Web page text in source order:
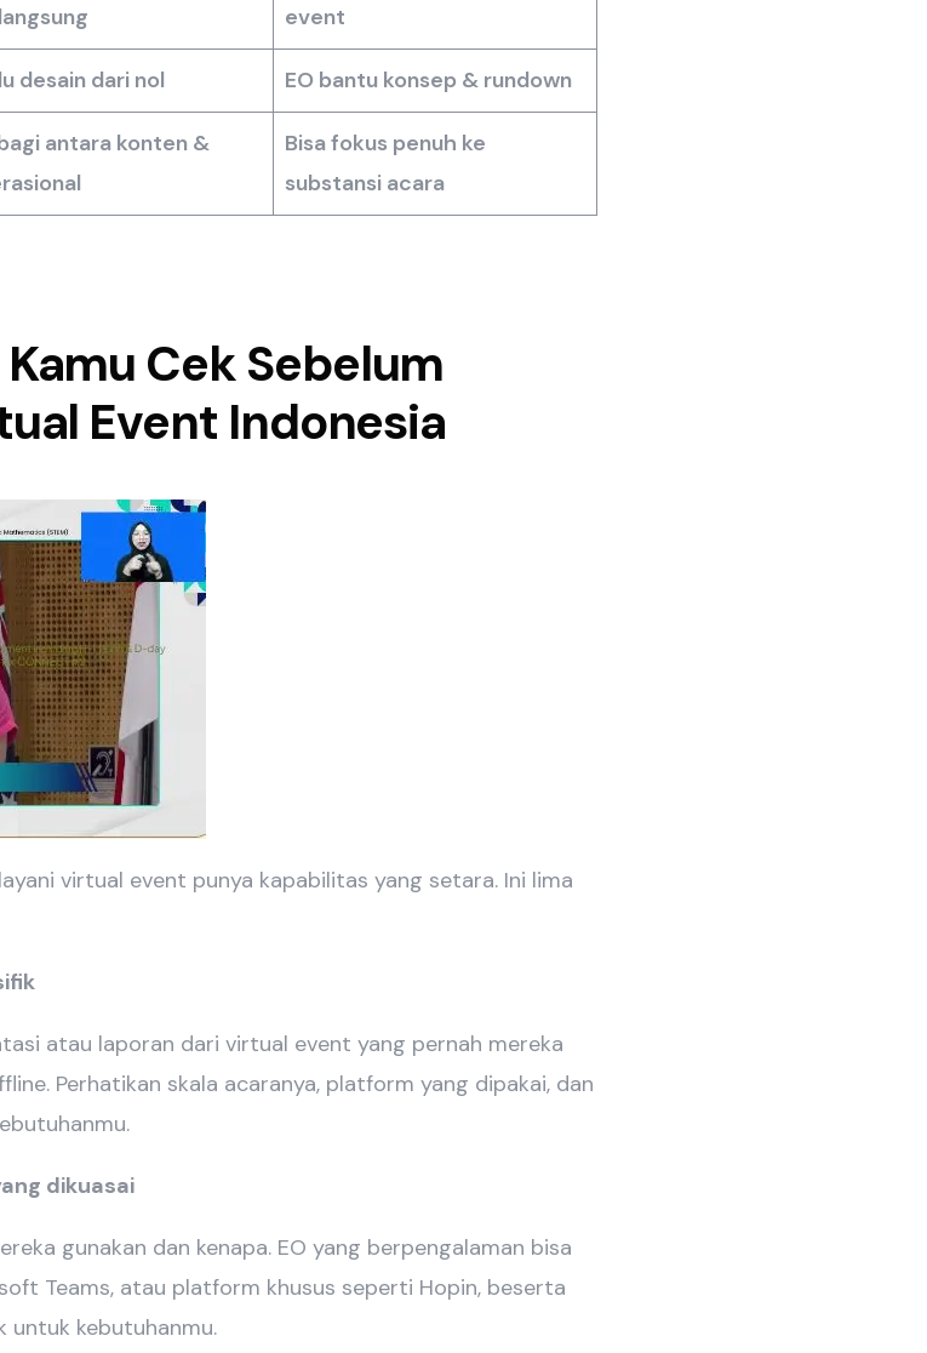
event
desain dari nol EO bantu konsep & rundown
antara konten &
Bisa fokus penuh ke
substansi acara
Cek Sebelum
Event Indonesia
virtual event punya kapabilitas yang setara. Ini lima
atau laporan dari virtual event yang pernah mereka
Perhatikan skala acaranya, platform yang dipakai, dan
dikuasai
gunakan dan kenapa. EO yang berpengalaman bisa
Teams, atau platform khusus seperti Hopin, beserta
untuk kebutuhanmu.